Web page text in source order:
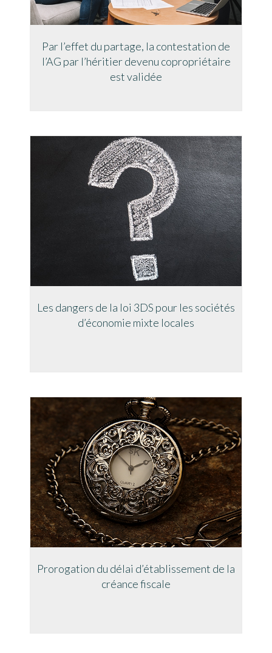
Par l’effet du partage, la contestation de
l’AG par l’héritier devenu copropriétaire
est validée
Les dangers de la loi 3DS pour les sociétés
d’économie mixte locales
Prorogation du délai d’établissement de la
créance fiscale